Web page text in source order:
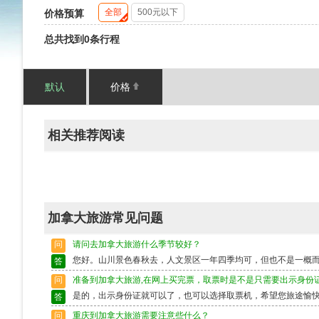
价格预算 全部 500元以下
总共找到0条行程
默认 价格
相关推荐阅读
加拿大旅游常见问题
问
请问去加拿大旅游什么季节较好？
答
您好。山川景色春秋去，人文景区一年四季均可，但也不是一概而
问
准备到加拿大旅游,在网上买完票，取票时是不是只需要出示身份
答
是的，出示身份证就可以了，也可以选择取票机，希望您旅途愉
问
重庆到加拿大旅游需要注意些什么？